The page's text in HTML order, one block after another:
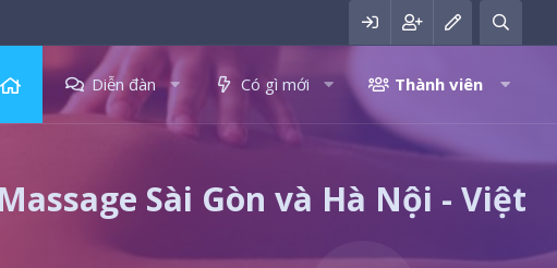
Diễn đàn Có gì mới Thành viên
Sài Gòn và Hà Nội - Việt